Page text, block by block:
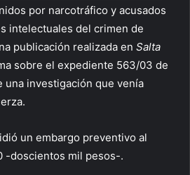
por narcotráfico y acusados
intelectuales del crimen de
publicación realizada en Salta
sobre el expediente 563/03 de
una investigación que venía
un embargo preventivo al
-doscientos mil pesos-.